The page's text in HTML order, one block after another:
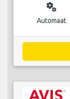
miscellaneous_services
Automaat